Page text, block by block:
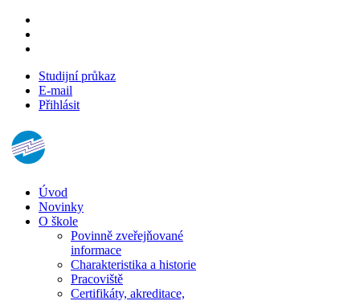
Studijní průkaz
E-mail
Přihlásit
Úvod
Novinky
O škole
Povinně zveřejňované
informace
Charakteristika a historie
Pracoviště
Certifikáty, akreditace,